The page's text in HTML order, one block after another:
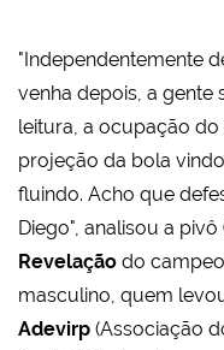
"Independentemente
venha depois, a gente
leitura, a ocupação
projeção da bola
fluindo. Acho que
Diego", analisou a pivô
Revelação do
masculino, quem
Adevirp (Associação